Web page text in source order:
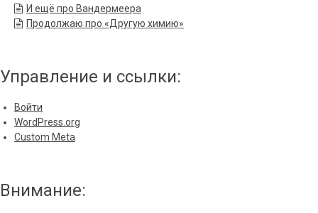
И ещё про Вандермеера
Продолжаю про «Другую химию»
Управление и ссылки:
Войти
WordPress.org
Custom Meta
Внимание: